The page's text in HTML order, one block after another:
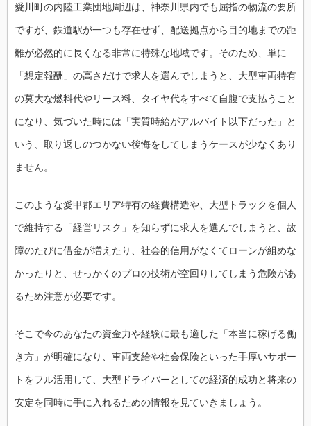
愛川町の内陸工業団地周辺は、神奈川県内でも屈指の物流の要所
ですが、鉄道駅が一つも存在せず、配送拠点から目的地までの距
離が必然的に長くなる非常に特殊な地域です。そのため、単に
「想定報酬」の高さだけで求人を選んでしまうと、大型車両特有
の莫大な燃料代やリース料、タイヤ代をすべて自腹で支払うこと
になり、気づいた時には「実質時給がアルバイト以下だった」と
いう、取り返しのつかない後悔をしてしまうケースが少なくあり
ません。
このような愛甲郡エリア特有の経費構造や、大型トラックを個人
で維持する「経営リスク」を知らずに求人を選んでしまうと、故
障のたびに借金が増えたり、社会的信用がなくてローンが組めな
かったりと、せっかくのプロの技術が空回りしてしまう危険があ
るため注意が必要です。
そこで今のあなたの資金力や経験に最も適した「本当に稼げる働
き方」が明確になり、車両支給や社会保険といった手厚いサポー
トをフル活用して、大型ドライバーとしての経済的成功と将来の
安定を同時に手に入れるための情報を見ていきましょう。